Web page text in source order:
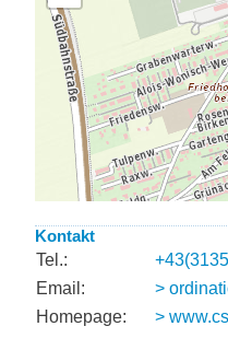
Kontakt
Tel.:
Email:
>
Homepage:
>